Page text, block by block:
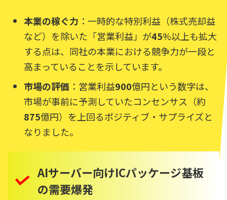
本業の稼ぐ力 ：一時的な特別利益（株式売却益
など）を除いた「営業利益」が45%以上も拡大
する点は、同社の本業における競争力が一段と
高まっていることを示しています。
市場の評価 ：営業利益900億円という数字は、
市場が事前に予測していたコンセンサス（約
875億円）を上回るポジティブ・サプライズと
なりました。
AIサーバー向けICパッケージ基板
の需要爆発